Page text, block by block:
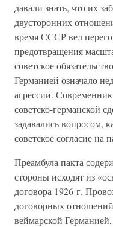
давали знать, что их
двусторонних
время СССР вел
предотвращения
советское
Германией означало
агрессии.
советско-германской
задавались вопросом,
советское согласие на
Преамбула пакта
стороны исходят из
договора 1926 г.
договорных
веймарской